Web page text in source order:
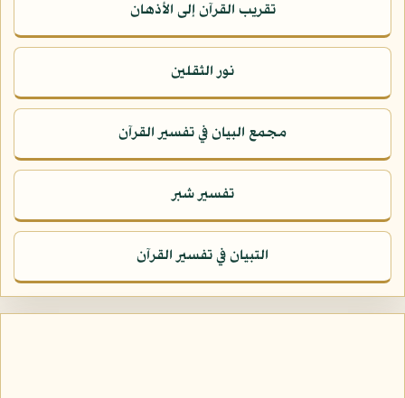
تقريب القرآن إلى الأذهان
نور الثقلين
مجمع البيان في تفسير القرآن
تفسير شبر
التبيان في تفسير القرآن